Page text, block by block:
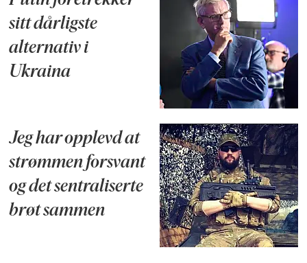
sitt dårligste
alternativ i
Ukraina
Jeg har opplevd at
strømmen forsvant
og det sentraliserte
brøt sammen